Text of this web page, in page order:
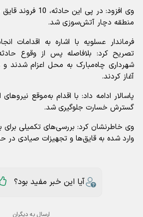
وی افزود: در پی این
منطقه دچار آتش‌سوزی شد.
فرماندار عسلویه با اشاره به اقدامات
تصریح کرد: بلافاصله پس از وقوع
شهرداری چاه‌مبارک به محل اعزام شدند و
آغاز کردند.
پاسالار ادامه داد: با اقدام به‌موقع
گسترش خسارت جلوگیری شد.
وی خاطرنشان کرد: بررسی‌های تکمیلی برای
وارد شده به قایق‌ها و تجهیزات صیادی در
آیا این خبر مفید بود؟
ارسال به دیگران